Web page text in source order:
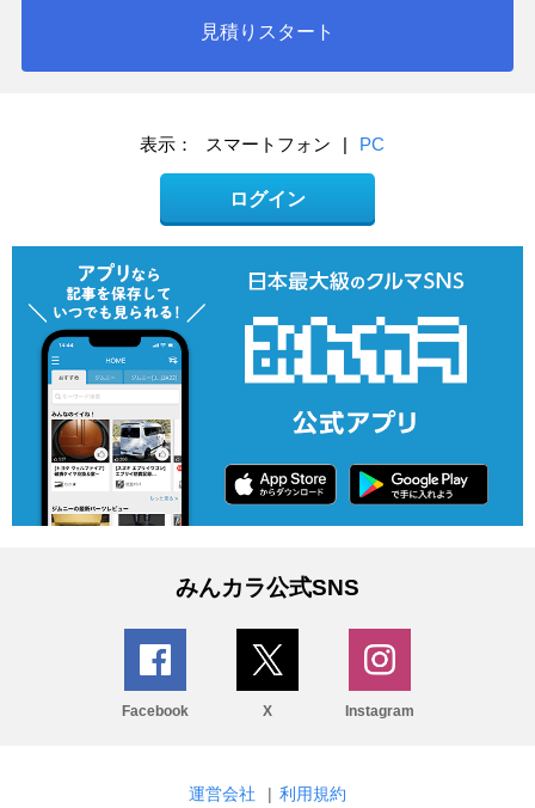
見積りスタート
表示： スマートフォン | PC
ログイン
みんカラ公式SNS
Facebook X Instagram
運営会社 | 利用規約